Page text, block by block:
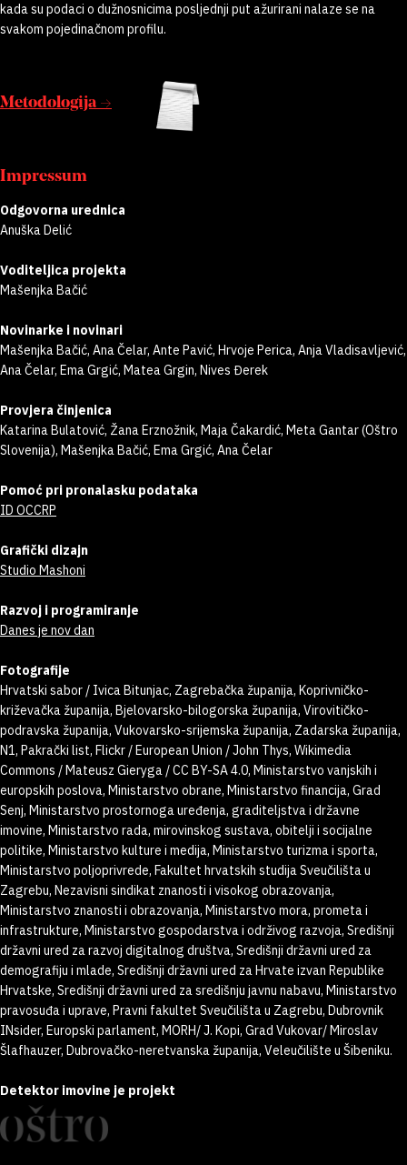
kada su podaci o dužnosnicima posljednji put ažurirani nalaze se na
svakom pojedinačnom profilu.
Metodologija →
Impressum
Odgovorna urednica
Anuška Delić
Voditeljica projekta
Mašenjka Bačić
Novinarke i novinari
Mašenjka Bačić, Ana Čelar, Ante Pavić, Hrvoje Perica, Anja Vladisavljević,
Ana Čelar, Ema Grgić, Matea Grgin, Nives Đerek
Provjera činjenica
Katarina Bulatović, Žana Erznožnik, Maja Čakardić, Meta Gantar (Oštro
Slovenija), Mašenjka Bačić, Ema Grgić, Ana Čelar
Pomoć pri pronalasku podataka
ID OCCRP
Grafički dizajn
Studio Mashoni
Razvoj i programiranje
Danes je nov dan
Fotografije
Hrvatski sabor / Ivica Bitunjac, Zagrebačka županija, Koprivničko-
križevačka županija, Bjelovarsko-bilogorska županija, Virovitičko-
podravska županija, Vukovarsko-srijemska županija, Zadarska županija,
N1, Pakrački list, Flickr / European Union / John Thys, Wikimedia
Commons / Mateusz Gieryga / CC BY-SA 4.0, Ministarstvo vanjskih i
europskih poslova, Ministarstvo obrane, Ministarstvo financija, Grad
Senj, Ministarstvo prostornoga uređenja, graditeljstva i državne
imovine, Ministarstvo rada, mirovinskog sustava, obitelji i socijalne
politike, Ministarstvo kulture i medija, Ministarstvo turizma i sporta,
Ministarstvo poljoprivrede, Fakultet hrvatskih studija Sveučilišta u
Zagrebu, Nezavisni sindikat znanosti i visokog obrazovanja,
Ministarstvo znanosti i obrazovanja, Ministarstvo mora, prometa i
infrastrukture, Ministarstvo gospodarstva i održivog razvoja, Središnji
državni ured za razvoj digitalnog društva, Središnji državni ured za
demografiju i mlade, Središnji državni ured za Hrvate izvan Republike
Hrvatske, Središnji državni ured za središnju javnu nabavu, Ministarstvo
pravosuđa i uprave, Pravni fakultet Sveučilišta u Zagrebu, Dubrovnik
INsider, Europski parlament, MORH/ J. Kopi, Grad Vukovar/ Miroslav
Šlafhauzer, Dubrovačko-neretvanska županija, Veleučilište u Šibeniku.
Detektor imovine je projekt